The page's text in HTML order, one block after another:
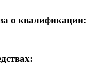
о квалификации: